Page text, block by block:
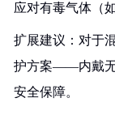
应对有毒气体（
扩展建议：对于
护方案——内戴无
安全保障。